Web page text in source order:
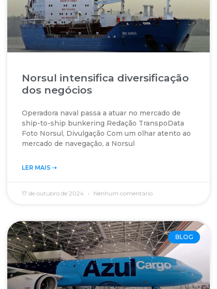
Norsul intensifica diversificação
dos negócios
Operadora naval passa a atuar no mercado de
ship-to-ship bunkering Redação TranspoData
Foto Norsul, Divulgação Com um olhar atento ao
mercado de navegação, a Norsul
LER MAIS ➝‬
17 de outubro de 2024 Nenhum comentário
BLOG